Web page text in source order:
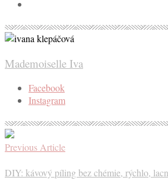
Mademoiselle Iva
Facebook
Instagram
Previous Article
DIY: kávový píling bez chémie, rýchlo,